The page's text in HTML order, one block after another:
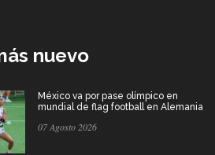
nuevo
México va por pase olímpico en
mundial de flag football en Alemania
07 Agosto 2026